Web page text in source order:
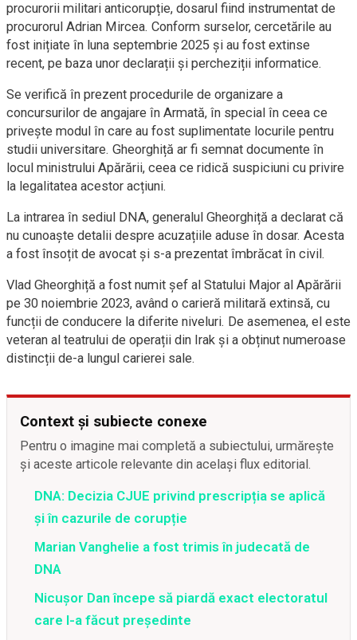
procurorii militari anticorupție, dosarul fiind instrumentat de
procurorul Adrian Mircea. Conform surselor, cercetările au
fost inițiate în luna septembrie 2025 și au fost extinse
recent, pe baza unor declarații și percheziții informatice.
Se verifică în prezent procedurile de organizare a
concursurilor de angajare în Armată, în special în ceea ce
privește modul în care au fost suplimentate locurile pentru
studii universitare. Gheorghiță ar fi semnat documente în
locul ministrului Apărării, ceea ce ridică suspiciuni cu privire
la legalitatea acestor acțiuni.
La intrarea în sediul DNA, generalul Gheorghiță a declarat că
nu cunoaște detalii despre acuzațiile aduse în dosar. Acesta
a fost însoțit de avocat și s-a prezentat îmbrăcat în civil.
Vlad Gheorghiță a fost numit șef al Statului Major al Apărării
pe 30 noiembrie 2023, având o carieră militară extinsă, cu
funcții de conducere la diferite niveluri. De asemenea, el este
veteran al teatrului de operații din Irak și a obținut numeroase
distincții de-a lungul carierei sale.
Context și subiecte conexe
Pentru o imagine mai completă a subiectului, urmărește
și aceste articole relevante din același flux editorial.
DNA: Decizia CJUE privind prescripția se aplică
și în cazurile de corupție
Marian Vanghelie a fost trimis în judecată de
DNA
Nicușor Dan începe să piardă exact electoratul
care l-a făcut președinte